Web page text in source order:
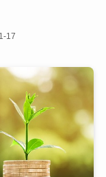
17